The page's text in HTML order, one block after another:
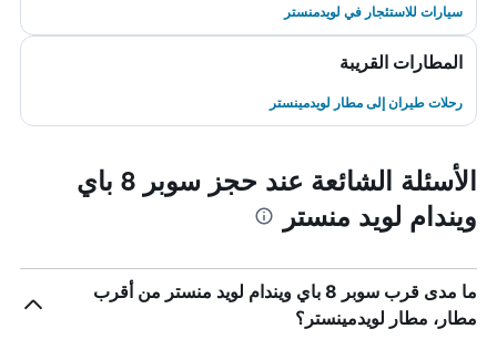
سيارات للاستئجار في لويدمنستر
المطارات القريبة
رحلات طيران إلى مطار لويدمينستر
الأسئلة الشائعة عند حجز سوبر 8 باي
ويندام لويد منستر
ما مدى قرب سوبر 8 باي ويندام لويد منستر من أقرب
مطار، مطار لويدمينستر؟